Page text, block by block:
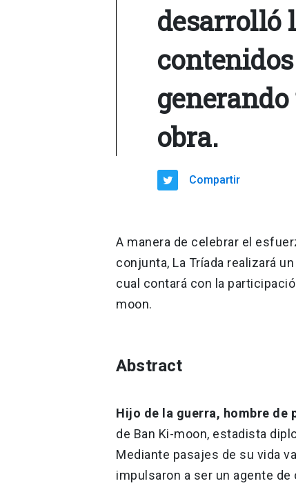
desarrolló
obra.
Compartir
A manera de celebrar el
conjunta, La Tríada realizará
cual contará con la
moon.
Abstract
Hijo de la guerra, hombre de
de Ban Ki-moon, estadista
Mediante pasajes de su vida
impulsaron a ser un agente